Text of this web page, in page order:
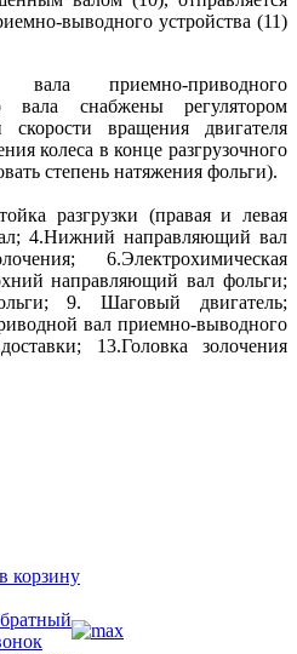
выводного устройства (11)
вала приемно-приводного
вала снабжены регулятором
скорости вращения двигателя
колеса в конце разгрузочного
степень натяжения фольги).
разгрузки (правая и левая
4.Нижний направляющий вал
6.Электрохимическая
направляющий вал фольги;
9. Шаговый двигатель;
вал приемно-выводного
13.Головка золочения
корзину